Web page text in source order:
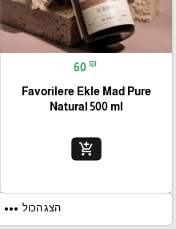
60 ₪
Favorilere Ekle Mad Pure
Natural 500 ml
add_shopping_cart
הצג הכול more_horiz